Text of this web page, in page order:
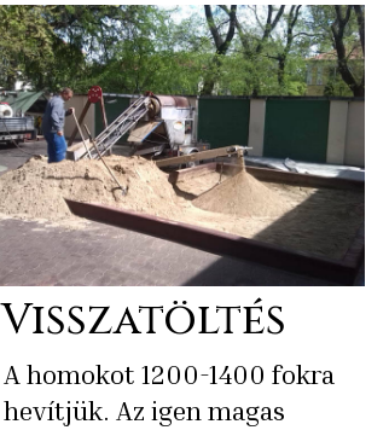
Visszatöltés
A homokot 1200-1400 fokra
hevítjük. Az igen magas